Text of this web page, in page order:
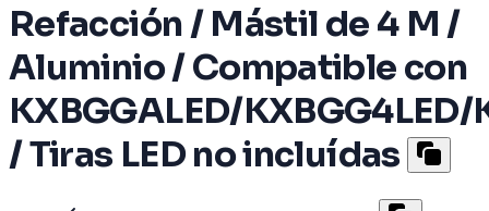
Refacción / Mástil de 4 M /
Aluminio / Compatible con
KXBGGALED/
/ Tiras LED no incluídas